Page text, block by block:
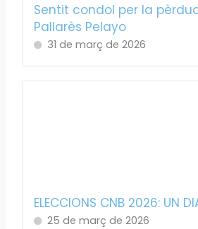
Sentit condol per la
Pallarès Pelayo
31 de març de 2026
ELECCIONS CNB 2026: UN
25 de març de 2026